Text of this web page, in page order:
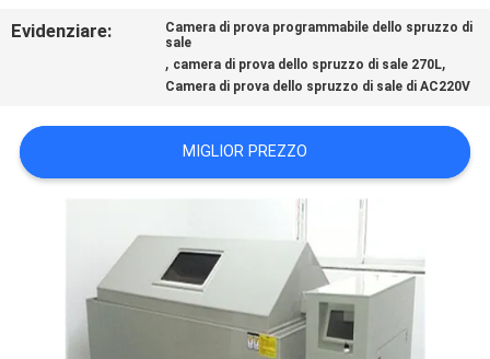
DEL
POLITICA
SULLA
Evidenziare:
Camera di prova programmabile dello spruzzo di
sale
, camera di prova dello spruzzo di sale 270L,
Camera di prova dello spruzzo di sale di AC220V
MIGLIOR PREZZO